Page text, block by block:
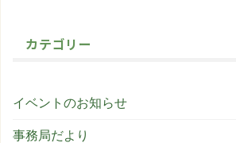
カテゴリー
イベントのお知らせ
事務局だより